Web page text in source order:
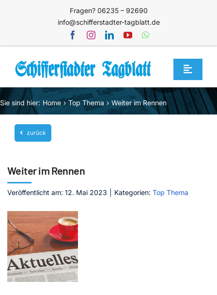
Fragen? 06235 – 92690
info@schifferstadter-tagblatt.de
Toggle
Home
Themen
Blog
Service
Mediathek
Jetzt abonnieren
Kontakt
Sie sind hier: Home Top Thema Weiter im Rennen
zurück
Weiter im Rennen
Veröffentlicht am: 12. Mai 2023 Kategorien: Top Thema